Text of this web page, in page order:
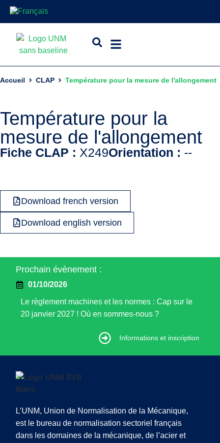
Accueil CLAP Température pour la mesure de l'allongement
Température pour la
mesure de l'allongement
Fiche CLAP : X249Orientation : --
Download french version
Download english version
Prochain évènement :
01/10/2026
Le règlement machines et les normes : Cap sur le
20 janvier 2027 ! Où en sommes-nous ?
Informations et inscription
L’UNM, Union de Normalisation de la Mécanique,
est le bureau de normalisation sectoriel français
dans les domaines de la mécanique, de l’acier et